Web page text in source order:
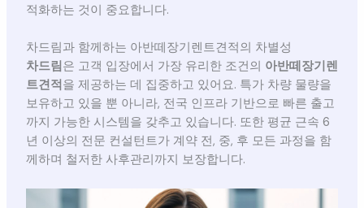
적화하는 것이 중요합니다.
차드림과 함께하는 아반떼장기렌트견적의 차별성
차드림 은 고객 입장에서 가장 유리한 조건의 아반떼장기렌
트견적 을 제공하는 데 집중하고 있어요. 특가 차량 물량을
보유하고 있을 뿐 아니라, 전국 인프라 기반으로 빠른 출고
까지 가능한 시스템을 갖추고 있습니다. 또한 평균 근속 6
년 이상의 전문 컨설턴트가 계약 전, 중, 후 모든 과정을 함
께하며 철저한 사후관리까지 보장합니다.